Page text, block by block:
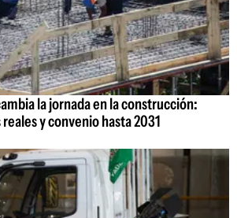
la jornada en la construcción:
y convenio hasta 2031